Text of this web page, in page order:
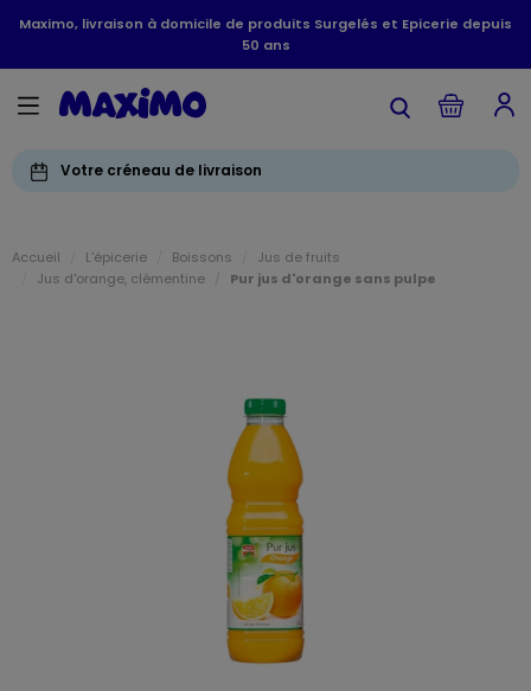
Maximo, livraison à domicile de produits Surgelés et Epicerie depuis
50 ans
Votre créneau de livraison
Accueil L'épicerie Boissons
Jus de fruits
Jus d'orange, clémentine
Pur jus d'orange sans pulpe